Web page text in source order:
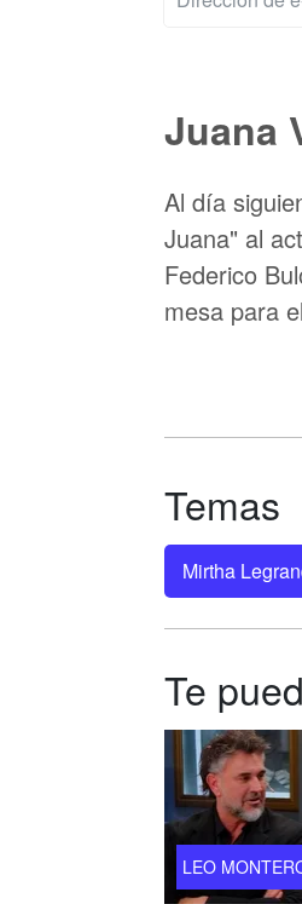
Juana
Al día
Juana" al
Federico
mesa para
Temas
Mirtha
Te
LEO